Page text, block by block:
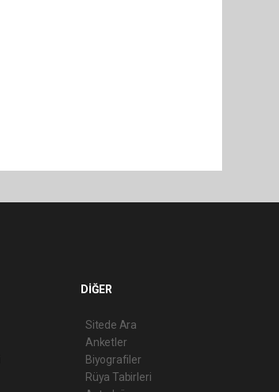
DİĞER
Sitede Ara
Anketler
Biyografiler
Rüya Tabirleri